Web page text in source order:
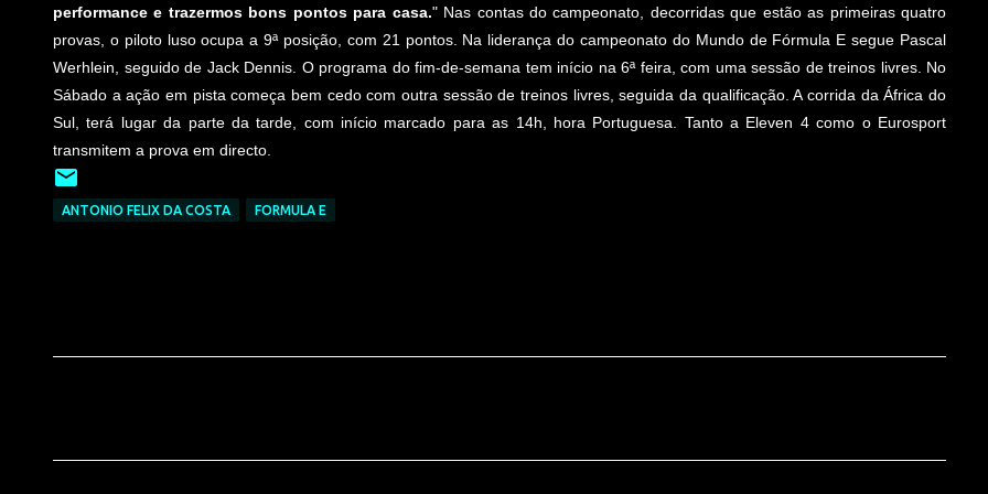
performance e trazermos bons pontos para casa." Nas contas do campeonato, decorridas que estão as primeiras quatro
provas, o piloto luso ocupa a 9ª posição, com 21 pontos. Na liderança do campeonato do Mundo de Fórmula E segue Pascal
Werhlein, seguido de Jack Dennis. O programa do fim-de-semana tem início na 6ª feira, com uma sessão de treinos livres. No
Sábado a ação em pista começa bem cedo com outra sessão de treinos livres, seguida da qualificação. A corrida da África do
Sul, terá lugar da parte da tarde, com início marcado para as 14h, hora Portuguesa. Tanto a Eleven 4 como o Eurosport
transmitem a prova em directo.
ANTONIO FELIX DA COSTA FORMULA E